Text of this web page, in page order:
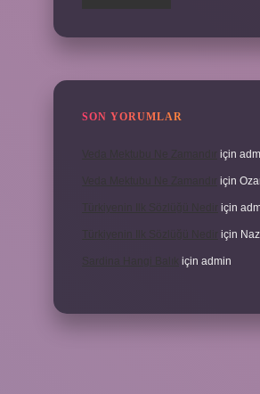
SON YORUMLAR
için
için
için
için Naz
için admin